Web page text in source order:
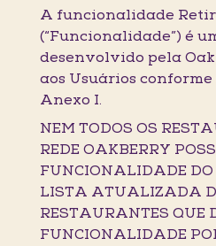
A funcionalidade
(“Funcionalidade”) é
desenvolvido pela
aos Usuários conforme
Anexo I.
NEM TODOS OS
REDE OAKBERRY
FUNCIONALIDADE DO
LISTA ATUALIZADA
RESTAURANTES QUE
FUNCIONALIDADE